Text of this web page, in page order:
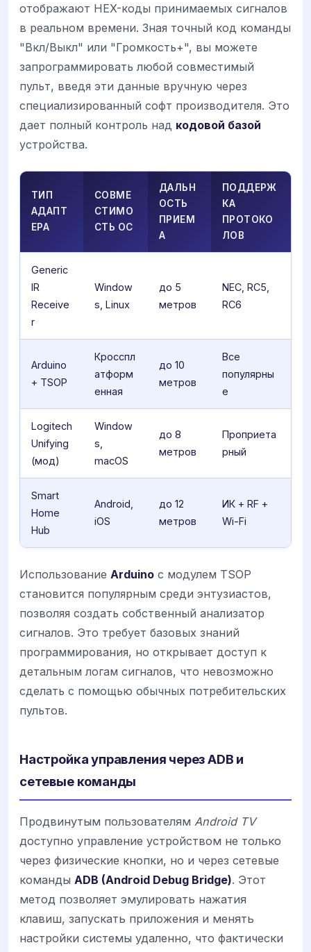
отображают HEX-коды принимаемых сигналов
в реальном времени. Зная точный код команды
"Вкл/Выкл" или "Громкость+", вы можете
запрограммировать любой совместимый
пульт, введя эти данные вручную через
специализированный софт производителя. Это
дает полный контроль над кодовой базой
устройства.
ТИП
АДАПТ
ЕРА
СОВМЕ
СТИМО
СТЬ ОС
ДАЛЬН
ОСТЬ
ПРИЕМ
А
ПОДДЕРЖ
КА
ПРОТОКО
ЛОВ
Generic
IR
Receive
r
Window
s, Linux
до 5
метров
NEC, RC5,
RC6
Arduino
+ TSOP
Кросспл
атформ
енная
до 10
метров
Все
популярны
е
Logitech
Unifying
(мод)
Window
s,
macOS
до 8
метров
Проприета
рный
Smart
Home
Hub
Android,
iOS
до 12
метров
ИК + RF +
Wi-Fi
Использование Arduino с модулем TSOP
становится популярным среди энтузиастов,
позволяя создать собственный анализатор
сигналов. Это требует базовых знаний
программирования, но открывает доступ к
детальным логам сигналов, что невозможно
сделать с помощью обычных потребительских
пультов.
Настройка управления через ADB и
сетевые команды
Продвинутым пользователям Android TV
доступно управление устройством не только
через физические кнопки, но и через сетевые
команды ADB (Android Debug Bridge). Этот
метод позволяет эмулировать нажатия
клавиш, запускать приложения и менять
настройки системы удаленно, что фактически